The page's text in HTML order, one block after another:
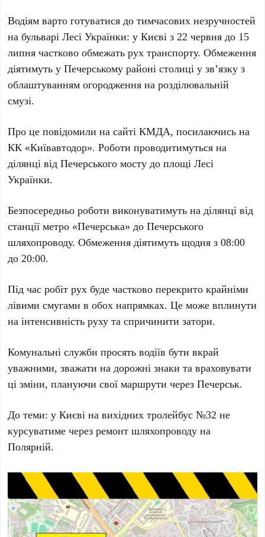
Водіям варто готуватися до тимчасових незручностей
набульварі Лесі Українки: у Києві з22 червня до 15
липня частково обмежать рух транспорту. Обмеження
діятимуть уПечерському районі столиці у зв’язку з
облаштуванням огородження на розділювальній
смузі.
Про це повідомили на сайтіКМДА, посилаючись на
КК «Київавтодор». Роботи проводитимуться на
ділянці відПечерського мосту доплощі Лесі
Українки.
Безпосередньо роботи виконуватимуть на ділянці від
станції метро «Печерська» доПечерського
шляхопроводу. Обмеження діятимуть щодня з08:00
до20:00.
Під час робіт рух буде частково перекритокрайніми
лівими смугами в обох напрямках. Це може вплинути
на інтенсивність руху та спричинити затори.
Комунальні служби просять водіїв бути вкрай
уважними, зважати на дорожні знаки та враховувати
ці зміни, плануючи свої маршрути через Печерськ.
До теми: у Києві на вихідних тролейбус№32 не
курсуватиме через ремонт шляхопроводу на
Полярній.